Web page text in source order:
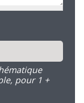
pour 1 +